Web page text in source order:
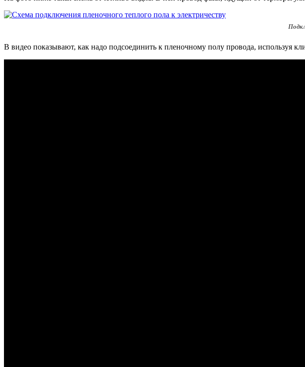
В видео показывают, как надо подсоединить к пленочному полу провода, используя